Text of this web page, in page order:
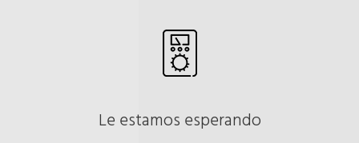
Le estamos esperando